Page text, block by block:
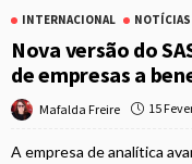
INTERNACIONAL NOTÍCIAS
Nova versão do
de empresas a
Mafalda Freire 15
A empresa de analítica